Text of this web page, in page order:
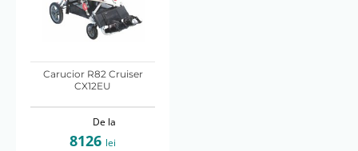
Lungime pliat (cm)
Marime
Marime 1
Marime 2
Carucior R82 Cruiser
CX12EU
De la
8126 lei